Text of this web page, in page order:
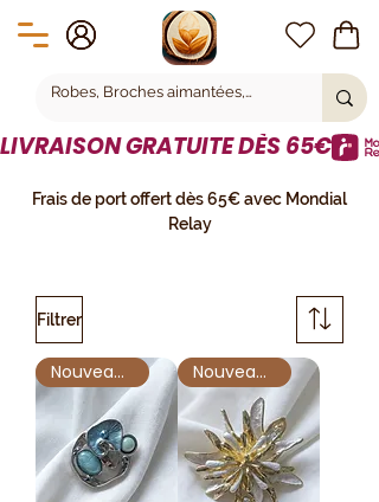
LIVRAISON GRATUITE DÈS 65€
Frais de port offert dès 65€ avec Mondial
Relay
Filtrer
Nouveauté ! Nouveauté !